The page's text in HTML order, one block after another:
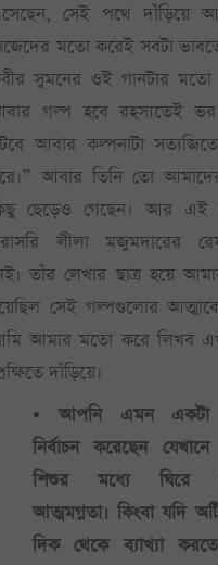
সেই পথে দাঁড়িয়ে
মতো করেই সবটা
সুমনের ওই গানটার
গল্প হবে রহস্যতেই
আবার কল্পনাটা
আবার তিনি তো
ছেড়েও গেছেন। আর এই
লীলা মজুমদারের
তাঁর লেখার ছাত্র হয়ে
সেই গল্পগুলোর
আমার মতো করে লিখব
দাঁড়িয়ে।
• আপনি এমন একটা
নির্বাচন করেছেন
শিশুর মধ্যে ঘিরে
আত্মমগ্নতা। কিংবা যদি
দিক থেকে ব্যাখ্যা